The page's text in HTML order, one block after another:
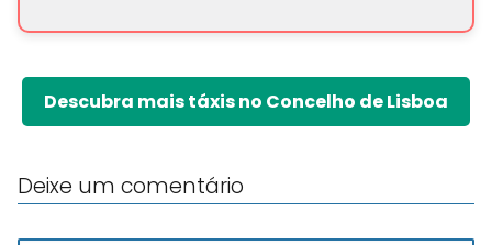
Descubra mais táxis no Concelho de Lisboa
Deixe um comentário